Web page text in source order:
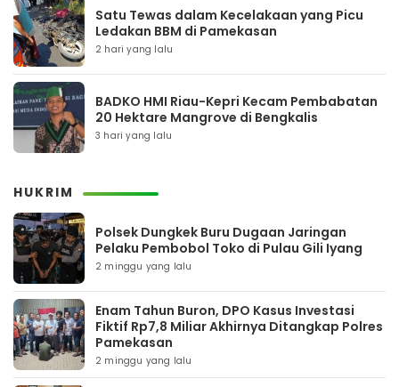
Satu Tewas dalam Kecelakaan yang Picu
Ledakan BBM di Pamekasan
2 hari yang lalu
BADKO HMI Riau-Kepri Kecam Pembabatan
20 Hektare Mangrove di Bengkalis
3 hari yang lalu
HUKRIM
Polsek Dungkek Buru Dugaan Jaringan
Pelaku Pembobol Toko di Pulau Gili Iyang
2 minggu yang lalu
Enam Tahun Buron, DPO Kasus Investasi
Fiktif Rp7,8 Miliar Akhirnya Ditangkap Polres
Pamekasan
2 minggu yang lalu